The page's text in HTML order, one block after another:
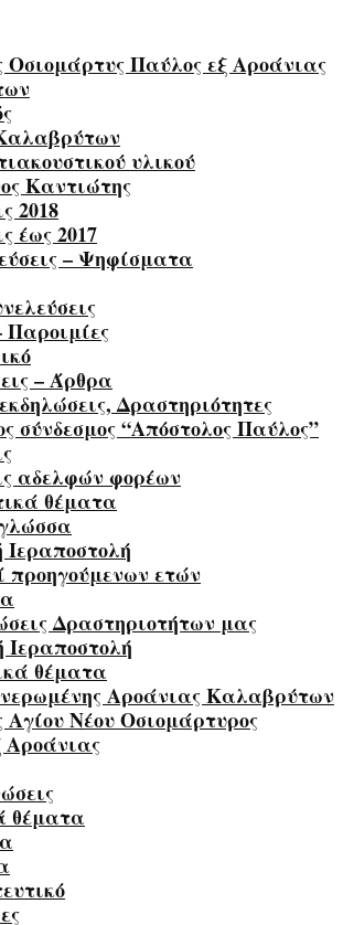
Οσιομάρτυς Παύλος εξ Αροάνιας
υλικού
Καντιώτης
2018
έως 2017
– Ψηφίσματα
– Άρθρα
Δραστηριότητες
σύνδεσμος “Απόστολος Παύλος”
αδελφών φορέων
θέματα
Ιεραποστολή
προηγούμενων ετών
Δραστηριοτήτων μας
Ιεραποστολή
θέματα
Αροάνιας Καλαβρύτων
Αγίου Νέου Οσιομάρτυρος
θέματα